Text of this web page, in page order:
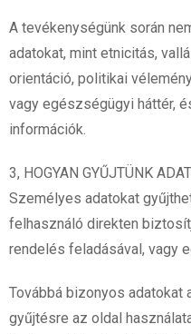
A tevékenységünk során
adatokat, mint etnicitás,
orientáció, politikai
vagy egészségügyi háttér,
információk.
3, HOGYAN GYŰJTÜNK
Személyes adatokat
felhasználó direkten
rendelés feladásával, vagy
Továbbá bizonyos adatokat
gyűjtésre az oldal